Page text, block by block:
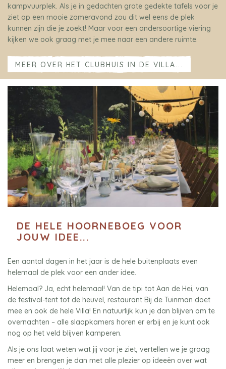
kampvuurplek. Als je in gedachten grote gedekte tafels voor je
ziet op een mooie zomeravond zou dit wel eens de plek
kunnen zijn die je zoekt! Maar voor een andersoortige viering
kijken we ook graag met je mee naar een andere ruimte.
MEER OVER HET CLUBHUIS IN DE VILLA...
DE HELE HOORNEBOEG VOOR
JOUW IDEE...
Een aantal dagen in het jaar is de hele buitenplaats even
helemaal de plek voor een ander idee.
Helemaal? Ja, echt helemaal! Van de tipi tot Aan de Hei, van
de festival-tent tot de heuvel, restaurant Bij de Tuinman doet
mee en ook de hele Villa! En natuurlijk kun je dan blijven om te
overnachten – alle slaapkamers horen er erbij en je kunt ook
nog op het veld blijven kamperen.
Als je ons laat weten wat jij voor je ziet, vertellen we je graag
meer en brengen je dan met alle plezier op ideeën over wat